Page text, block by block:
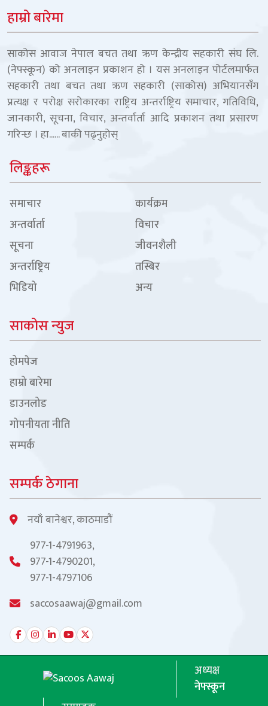
हाम्रो बारेमा
साकोस आवाज नेपाल बचत तथा ऋण केन्द्रीय सहकारी संघ लि.
(नेफ्स्कून) को अनलाइन प्रकाशन हो । यस अनलाइन पोर्टलमार्फत
सहकारी तथा बचत तथा ऋण सहकारी (साकोस) अभियानसँग
प्रत्यक्ष र परोक्ष सरोकारका राष्ट्रिय अन्तर्राष्ट्रिय समाचार, गतिविधि,
जानकारी, सूचना, विचार, अन्तर्वार्ता आदि प्रकाशन तथा प्रसारण
गरिन्छ । हा......बाकी पढ्नुहोस्
लिङ्कहरू
समाचार
कार्यक्रम
अन्तर्वार्ता
विचार
सूचना
जीवनशैली
अन्तर्राष्ट्रिय
तस्बिर
भिडियो
अन्य
साकोस न्युज
होमपेज
हाम्रो बारेमा
डाउनलोड
गोपनीयता नीति
सम्पर्क
सम्पर्क ठेगाना
नयाँ बानेश्वर, काठमाडौं
977-1-4791963,
977-1-4790201,
977-1-4797106
saccosaawaj@gmail.com
अध्यक्ष
नेफ्स्कून